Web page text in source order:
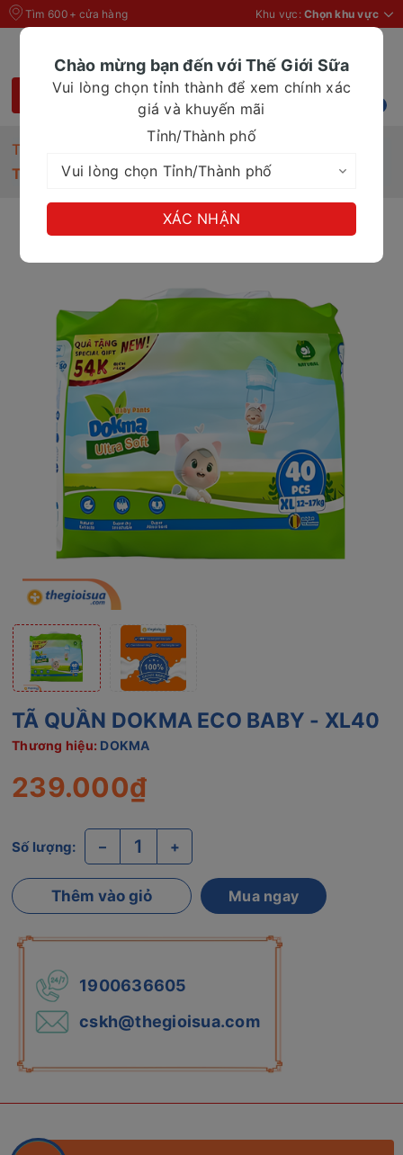
Tìm 600+ cửa hàng Khu vực: Chọn khu vực
Trang chủ
TÃ QUẦN DOKMA ECO BABY - XL40
TÃ QUẦN DOKMA ECO BABY - XL40
Thương hiệu: DOKMA
239.000₫
Số lượng: – +
Thêm vào giỏ Mua ngay
1900636605
cskh@thegioisua.com
Chào mừng bạn đến với Thế Giới Sữa
Vui lòng chọn tỉnh thành để xem chính xác
giá và khuyến mãi
Tỉnh/Thành phố
XÁC NHẬN